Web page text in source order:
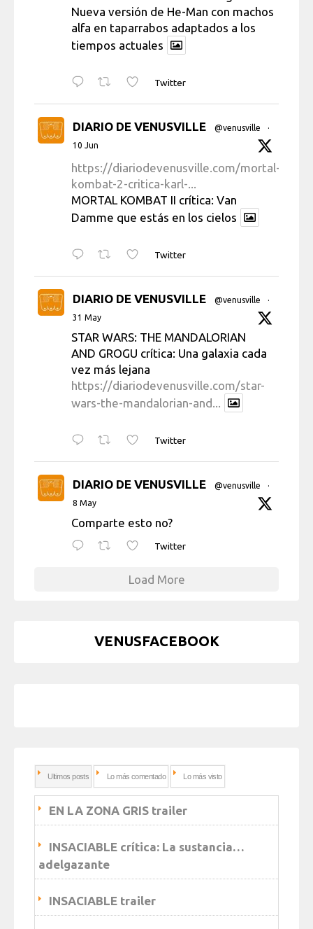
Nueva versión de He-Man con machos
alfa en taparrabos adaptados a los
tiempos actuales
Twitter
DIARIO DE VENUSVILLE @venusville
·
10 Jun
https://diariodevenusville.com/mortal-
kombat-2-critica-karl-...
MORTAL KOMBAT II crítica: Van
Damme que estás en los cielos
Twitter
DIARIO DE VENUSVILLE @venusville
·
31 May
STAR WARS: THE MANDALORIAN
AND GROGU crítica: Una galaxia cada
vez más lejana
https://diariodevenusville.com/star-
wars-the-mandalorian-and...
Twitter
DIARIO DE VENUSVILLE @venusville
·
8 May
Comparte esto no?
Twitter
Load More
VENUSFACEBOOK
Ultimos posts Lo más comentado Lo más visto
EN LA ZONA GRIS trailer
INSACIABLE crítica: La sustancia…
adelgazante
INSACIABLE trailer